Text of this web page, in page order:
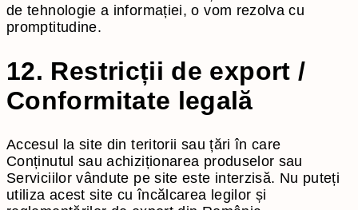
de tehnologie a informației, o vom rezolva cu
promptitudine.
12. Restricții de export /
Conformitate legală
Accesul la site din teritorii sau țări în care
Conținutul sau achiziționarea produselor sau
Serviciilor vândute pe site este interzisă. Nu puteți
utiliza acest site cu încălcarea legilor și